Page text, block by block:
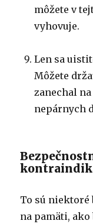
môžete v
vyhovuje.
Len sa
Môžete
zanechal
nepárnych
To sú niektoré
na pamäti, ako